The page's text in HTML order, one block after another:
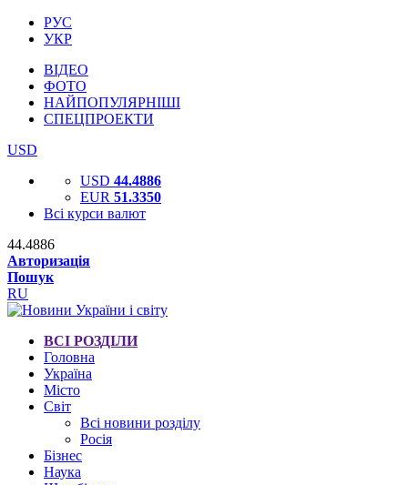
РУС
УКР
ВІДЕО
ФОТО
НАЙПОПУЛЯРНІШІ
СПЕЦПРОЕКТИ
USD
USD 44.4886
EUR 51.3350
Всі курси валют
44.4886
Авторизація
Пошук
RU
ВСІ РОЗДІЛИ
Головна
Україна
Місто
Світ
Всі новини розділу
Росія
Бізнес
Наука